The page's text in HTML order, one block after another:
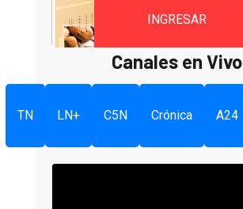
INGRESAR
Canales en Vivo
TN LN+ C5N Crónica A24